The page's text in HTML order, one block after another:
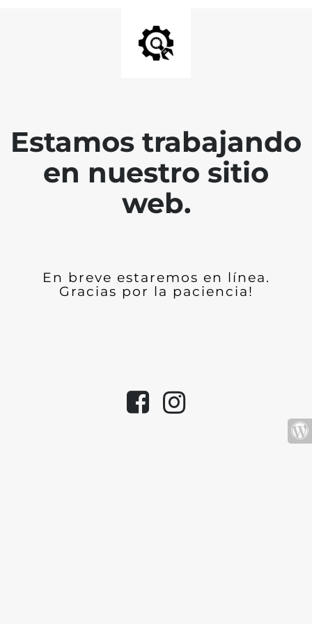
Estamos trabajando
en nuestro sitio
web.
En breve estaremos en línea.
Gracias por la paciencia!